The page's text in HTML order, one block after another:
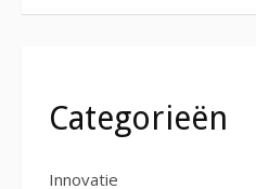
Categorieën
Innovatie